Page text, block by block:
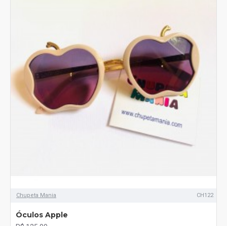
Chupeta Mania CH122
Óculos Apple